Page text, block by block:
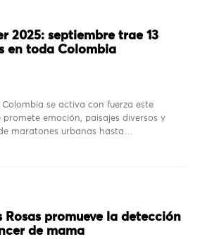
2025: septiembre trae 13
en toda Colombia
se activa con fuerza este
promete emoción, paisajes diversos y
maratones urbanas hasta…
Rosas promueve la detección
de mama